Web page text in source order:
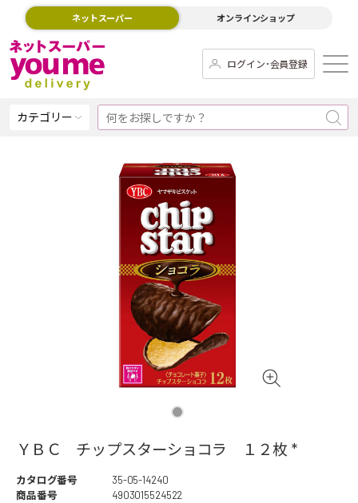
ネットスーパー オンラインショップ
ログイン･会員登録
カテゴリー
ＹＢＣ チップスターショコラ １２枚 *
カタログ番号
35-05-14240
商品番号
4903015524522